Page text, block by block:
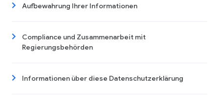
Aufbewahrung Ihrer Informationen
Compliance und Zusammenarbeit mit
Regierungsbehörden
Informationen über diese Datenschutzerklärung